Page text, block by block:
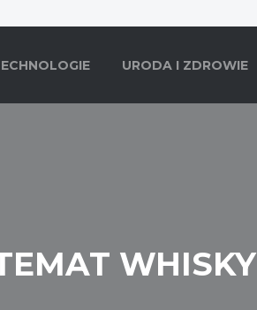
URODA I ZDROWIE
WHISKY